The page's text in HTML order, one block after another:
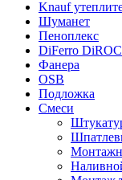
Knauf
Шуманет
Пеноплекс
DiFerro
Фанера
OSB
Подложка
Смеси